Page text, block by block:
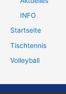
INFO
Startseite
Tischtennis
Volleyball